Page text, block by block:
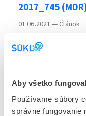
Aby všetko
Používame súbory
správne fungovanie
2017_745
01.06.2021 —Článok
Testy na
21.10.2020 Článok